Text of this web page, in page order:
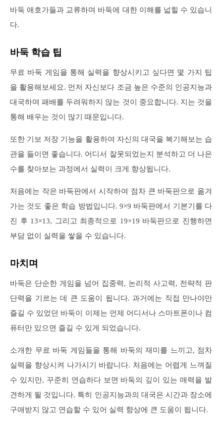
바둑 애호가들과 교류하며 바둑에 대한 이해를 넓힐 수 있습니
다.
바둑 학습 팁
무료 바둑 게임을 통해 실력을 향상시키고 싶다면 몇 가지 팁
을 활용해보세요. 먼저 자신보다 조금 높은 수준의 인공지능과
대국하며 패배를 두려워하지 않는 것이 중요합니다. 지는 것을
통해 배우는 것이 많기 때문입니다.
또한 기보 저장 기능을 활용하여 자신의 대국을 복기해보는 습
관을 들이면 좋습니다. 어디서 잘못되었는지 분석하고 더 나은
수를 찾아보는 과정에서 실력이 크게 향상됩니다.
처음에는 작은 바둑판에서 시작하여 점차 큰 바둑판으로 옮겨
가는 것도 좋은 학습 방법입니다. 9×9 바둑판에서 기본기를 다
진 후 13×13, 그리고 최종적으로 19×19 바둑판으로 진행하면
부담 없이 실력을 쌓을 수 있습니다.
마치며
바둑은 단순한 게임을 넘어 집중력, 논리적 사고력, 전략적 판
단력을 기르는 데 큰 도움이 됩니다. 과거에는 직접 만나야만
즐길 수 있었던 바둑이 이제는 언제 어디서나 스마트폰이나 컴
퓨터만 있으면 즐길 수 있게 되었습니다.
소개한 무료 바둑 게임들을 통해 바둑의 재미를 느끼고, 점차
실력을 향상시켜 나가시기 바랍니다. 처음에는 어렵게 느껴질
수 있지만, 꾸준히 연습하다 보면 바둑의 깊이 있는 매력을 발
견하게 될 것입니다. 특히 인공지능과의 대국은 시간과 장소에
구애받지 않고 연습할 수 있어 실력 향상에 큰 도움이 됩니다.